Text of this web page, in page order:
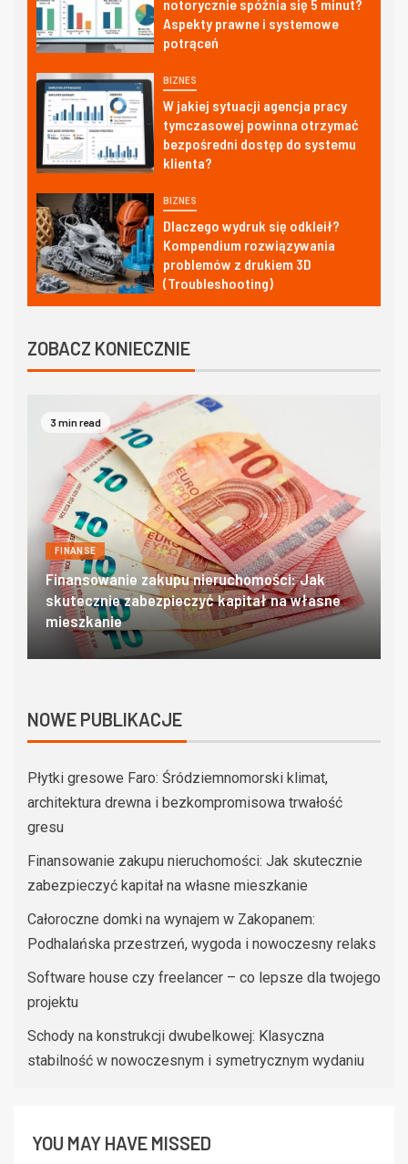
notorycznie spóźnia się 5 minut?
Aspekty prawne i systemowe
potrąceń
BIZNES
W jakiej sytuacji agencja pracy
tymczasowej powinna otrzymać
bezpośredni dostęp do systemu
klienta?
BIZNES
Dlaczego wydruk się odkleił?
Kompendium rozwiązywania
problemów z drukiem 3D
(Troubleshooting)
ZOBACZ KONIECZNIE
4 min read
FINANSE
Domki w zakopanem – poznaj góralski klimat w
najlepszym wydaniu
NOWE PUBLIKACJE
Płytki gresowe Faro: Śródziemnomorski klimat,
architektura drewna i bezkompromisowa trwałość
gresu
Finansowanie zakupu nieruchomości: Jak skutecznie
zabezpieczyć kapitał na własne mieszkanie
Całoroczne domki na wynajem w Zakopanem:
Podhalańska przestrzeń, wygoda i nowoczesny relaks
Software house czy freelancer – co lepsze dla twojego
projektu
Schody na konstrukcji dwubelkowej: Klasyczna
stabilność w nowoczesnym i symetrycznym wydaniu
YOU MAY HAVE MISSED